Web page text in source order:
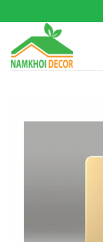
to
content